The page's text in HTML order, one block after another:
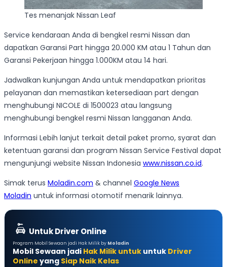
Tes menanjak Nissan Leaf
Service kendaraan Anda di bengkel resmi Nissan dan
dapatkan Garansi Part hingga 20.000 KM atau 1 Tahun dan
Garansi Pekerjaan hingga 1.000KM atau 14 hari.
Jadwalkan kunjungan Anda untuk mendapatkan prioritas
pelayanan dan memastikan ketersediaan part dengan
menghubungi NICOLE di 1500023 atau langsung
menghubungi bengkel resmi Nissan langganan Anda.
Informasi Lebih lanjut terkait detail paket promo, syarat dan
ketentuan garansi dan program Nissan Service Festival dapat
mengunjungi website Nissan Indonesia www.nissan.co.id.
Simak terus Moladin.com & channel Google News
Moladin untuk informasi otomotif menarik lainnya.
Untuk Driver Online
Program Mobil Sewaan jadi Hak Milik by Moladin
Mobil Sewaan jadi Hak Milik untuk untuk Driver
Online yang Siap Naik Kelas